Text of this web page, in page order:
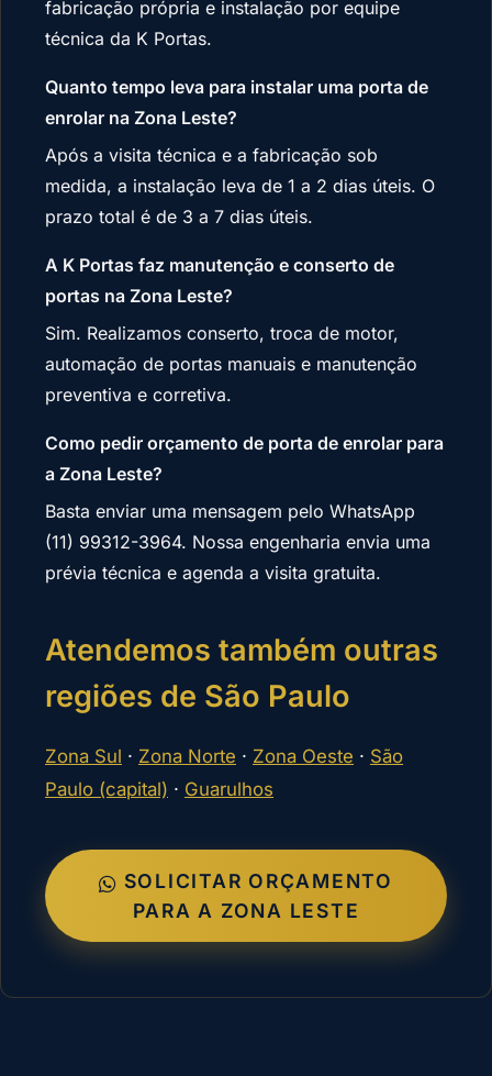
fabricação própria e instalação por equipe
técnica da K Portas.
Quanto tempo leva para instalar uma porta de
enrolar na Zona Leste?
Após a visita técnica e a fabricação sob
medida, a instalação leva de 1 a 2 dias úteis. O
prazo total é de 3 a 7 dias úteis.
A K Portas faz manutenção e conserto de
portas na Zona Leste?
Sim. Realizamos conserto, troca de motor,
automação de portas manuais e manutenção
preventiva e corretiva.
Como pedir orçamento de porta de enrolar para
a Zona Leste?
Basta enviar uma mensagem pelo WhatsApp
(11) 99312-3964. Nossa engenharia envia uma
prévia técnica e agenda a visita gratuita.
Atendemos também outras
regiões de São Paulo
Zona Sul · Zona Norte · Zona Oeste · São
Paulo (capital) · Guarulhos
SOLICITAR ORÇAMENTO
PARA A ZONA LESTE